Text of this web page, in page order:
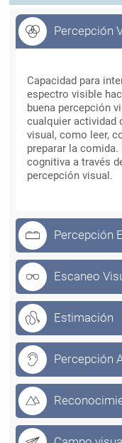
de
Percepción
Percepción
Capacidad para
espectro visible
buena percepción
cualquier actividad
visual, como leer,
preparar la comida.
cognitiva a través
Percepción
Escaneo
Estimación
Percepción